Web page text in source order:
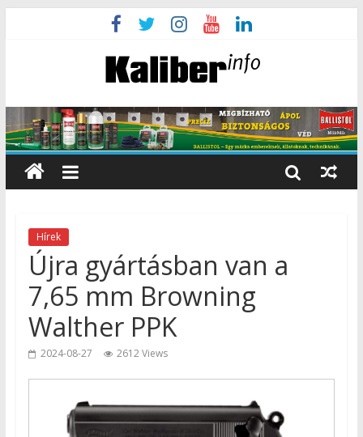
Hírek
Újra gyártásban van a
7,65 mm Browning
Walther PPK
2024-08-27 2612 Views